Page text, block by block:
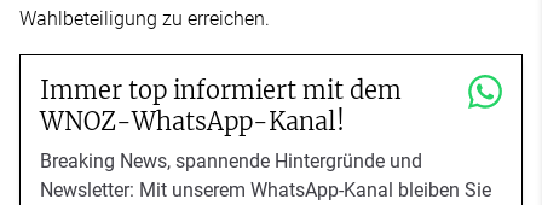
Wahlbeteiligung zu erreichen.
Immer top informiert mit dem
WNOZ-WhatsApp-Kanal!
Breaking News, spannende Hintergründe und
Newsletter: Mit unserem WhatsApp-Kanal bleiben Sie